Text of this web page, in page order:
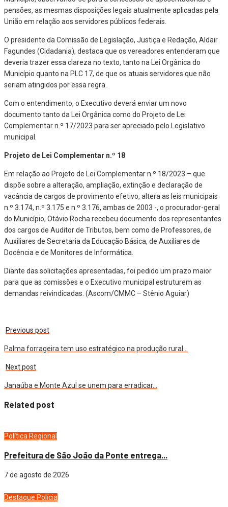
pensões, as mesmas disposições legais atualmente aplicadas pela
União em relação aos servidores públicos federais.
O presidente da Comissão de Legislação, Justiça e Redação, Aldair
Fagundes (Cidadania), destaca que os vereadores entenderam que
deveria trazer essa clareza no texto, tanto na Lei Orgânica do
Município quanto na PLC 17, de que os atuais servidores que não
seriam atingidos por essa regra.
Com o entendimento, o Executivo deverá enviar um novo
documento tanto da Lei Orgânica como do Projeto de Lei
Complementar n.º 17/2023 para ser apreciado pelo Legislativo
municipal.
Projeto de Lei Complementar n.º 18
Em relação ao Projeto de Lei Complementar n.º 18/2023 – que
dispõe sobre a alteração, ampliação, extinção e declaração de
vacância de cargos de provimento efetivo, altera as leis municipais
n.º 3.174, n.º 3.175 e n.º 3.176, ambas de 2003 -, o procurador-geral
do Município, Otávio Rocha recebeu documento dos representantes
dos cargos de Auditor de Tributos, bem como de Professores, de
Auxiliares de Secretaria da Educação Básica, de Auxiliares de
Docência e de Monitores de Informática.
Diante das solicitações apresentadas, foi pedido um prazo maior
para que as comissões e o Executivo municipal estruturem as
demandas reivindicadas. (Ascom/CMMC – Stênio Aguiar)
Previous post
Palma forrageira tem uso estratégico na produção rural…
Next post
Janaúba e Monte Azul se unem para erradicar…
Related post
Política Regional
Prefeitura de São João da Ponte entrega...
7 de agosto de 2026
Destaque Polícia